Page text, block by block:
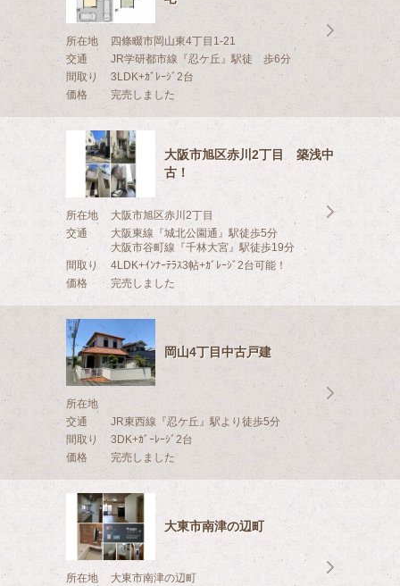
所在地
四條畷市岡山東4丁目1-21
交通
JR学研都市線『忍ケ丘』駅徒 歩6分
間取り
3LDK+ｶﾞﾚｰｼﾞ2台
価格
完売しました
大阪市旭区赤川2丁目 築浅中
古！
所在地
大阪市旭区赤川2丁目
交通
大阪東線『城北公園通』駅徒歩5分
大阪市谷町線『千林大宮』駅徒歩19分
間取り
4LDK+ｲﾝﾅｰﾃﾗｽ3帖+ｶﾞﾚｰｼﾞ2台可能！
価格
完売しました
岡山4丁目中古戸建
所在地
交通
JR東西線『忍ケ丘』駅より徒歩5分
間取り
3DK+ｶﾞｰﾚｰｼﾞ2台
価格
完売しました
大東市南津の辺町
所在地
大東市南津の辺町